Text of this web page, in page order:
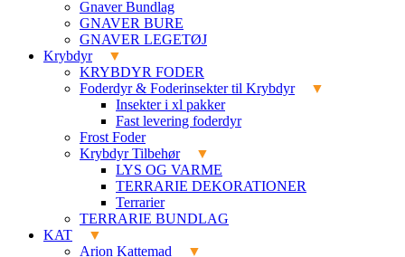
Gnaver Bundlag
GNAVER BURE
GNAVER LEGETØJ
Krybdyr
KRYBDYR FODER
Foderdyr & Foderinsekter til Krybdyr
Insekter i xl pakker
Fast levering foderdyr
Frost Foder
Krybdyr Tilbehør
LYS OG VARME
TERRARIE DEKORATIONER
Terrarier
TERRARIE BUNDLAG
KAT
Arion Kattemad